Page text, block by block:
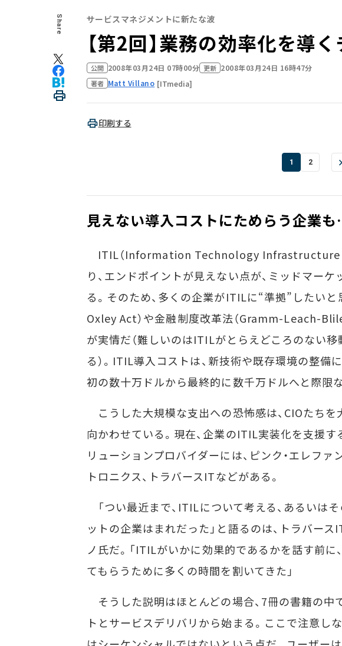
Share サービスマネジメントに新たな波
【第2回】業務の効率化を導
公開 2008年03月24日 07時00分 更新 2008年03月24日 16時47分
著者 Matt Villano [ITmedia]
印刷する
1 2
見えない導入コストにためらう企業
ITIL（Information Technology Infrastructure
り、エンドポイントが見えない点が、ミッドマー
る。そのため、多くの企業がITILに“準拠”したい
Oxley Act）や金融制度改革法（Gramm-Leach-
が実情だ（難しいのはITILがとらえどころのない
る）。ITIL導入コストは、新技術や既存環境の整備
初の数十万ドルから最終的に数千万ドルへと際限
こうした大規模な支出への恐怖感は、CIOたち
向かわせている。現在、企業のITIL実装化を支援
リューションプロバイダーには、ピンク・エレファ
トロニクス、トラバースITなどがある。
「つい最近まで、ITILについて考える、あるいは
ットの企業はまれだった」と語るのは、トラバース
ノ氏だ。「ITILがいかに効果的であるかを話す前
てもらうために多くの時間を割いてきた」
そうした説明はほとんどの場合、7冊の書籍の
トとサービスデリバリから始まる。ここで注意し